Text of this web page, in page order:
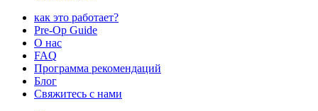
как это работает?
Pre-Op Guide
О нас
FAQ
Программа рекомендаций
Блог
Свяжитесь с нами